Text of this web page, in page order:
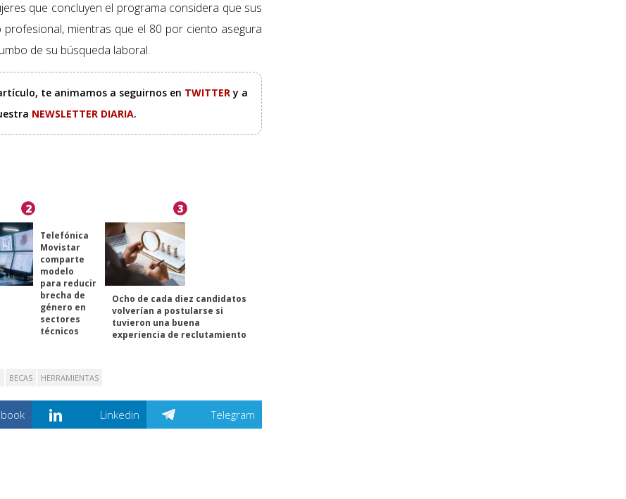
que concluyen el programa considera que sus
mientras que el 80 por ciento asegura
de su búsqueda laboral.
te animamos a seguirnos en TWITTERy a
NEWSLETTER DIARIA.
2
Telefónica
Movistar
comparte
modelo
para reducir
brecha de
género en
sectores
técnicos
3
Ocho de cada diez candidatos
volverían a postularse si
tuvieron una buena
experiencia de reclutamiento
BECAS HERRAMIENTAS
Linkedin Telegram